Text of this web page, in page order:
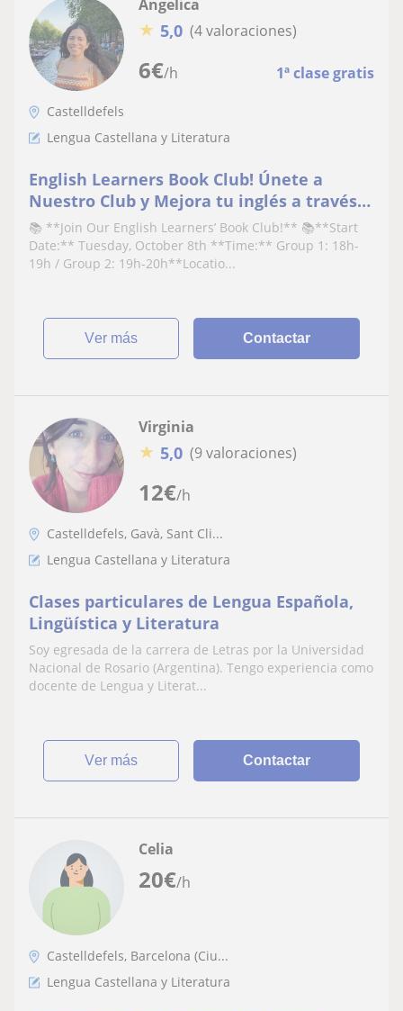
6€/h 1ª clase gratis
Angelica
★ 5,0 (4 valoraciones)
Castelldefels
Lengua Castellana y Literatura
English Learners Book Club! Únete a
Nuestro Club y Mejora tu inglés a través
de la lectura y la conversación!
📚 **Join Our English Learners’ Book Club!** 📚**Start
Date:** Tuesday, October 8th **Time:** Group 1: 18h-
19h / Group 2: 19h-20h**Locatio...
ver más Contactar
12€/h
Virginia
★ 5,0 (9 valoraciones)
Castelldefels, Gavà, Sant Cli...
Lengua Castellana y Literatura
Clases particulares de Lengua Española,
Lingüística y Literatura
Soy egresada de la carrera de Letras por la Universidad
Nacional de Rosario (Argentina). Tengo experiencia como
docente de Lengua y Literat...
ver más Contactar
20€/h
Celia
Castelldefels, Barcelona (Ciu...
Lengua Castellana y Literatura